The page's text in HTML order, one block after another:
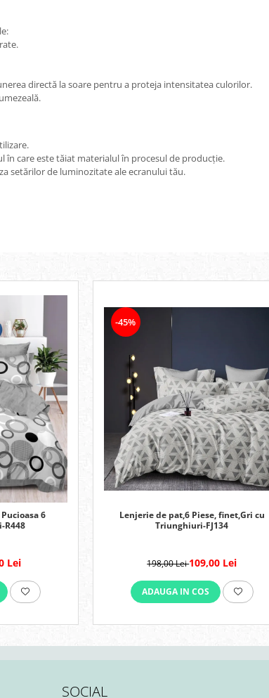
directă la soare pentru a proteja intensitatea culorilor.
care este tăiat materialul în procesul de producție.
setărilor de luminozitate ale ecranului tău.
6
R448
Lei
-45%
Lenjerie de pat,6 Piese, finet,Gri cu
Triunghiuri-FJ134
198,00 Lei109,00 Lei
ADAUGA IN COS
SOCIAL